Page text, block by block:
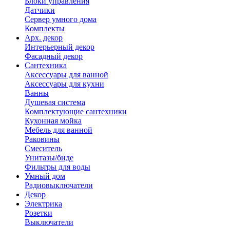
Датчики
Сервер умного дома
Комплекты
Арх. декор
Интерьерный декор
Фасадный декор
Сантехника
Аксессуары для ванной
Аксессуары для кухни
Ванны
Душевая система
Комплектующие сантехники
Кухонная мойка
Мебель для ванной
Раковины
Смеситель
Унитазы/биде
Фильтры для воды
Умный дом
Радиовыключатели
Декор
Электрика
Розетки
Выключатели